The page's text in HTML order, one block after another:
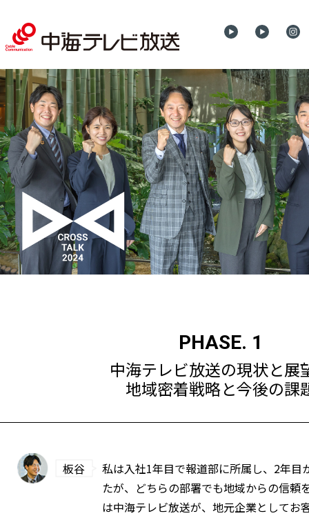
PHASE. 1
中海テレビ放送の現状と展
地域密着戦略と今後の課
板谷
私は入社1年目で報道部に所属し、2年目
たが、どちらの部署でも地域からの信頼
は中海テレビ放送が、地元企業としてお